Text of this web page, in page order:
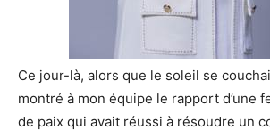
Ce jour-là, alors que le soleil se
montré à mon équipe le rapport d’une
de paix qui avait réussi à résoudre un